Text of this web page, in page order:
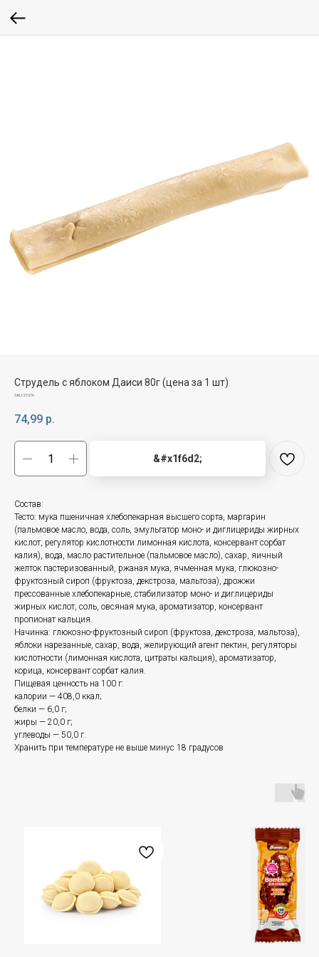
Струдель с яблоком Даиси 80г (цена за 1 шт)
SKU:21076
74,99 р.
&#x1f6d2;
Состав:
Тесто: мука пшеничная хлебопекарная высшего сорта, маргарин
(пальмовое масло, вода, соль, эмульгатор моно- и диглицериды жирных
кислот, регулятор кислотности лимонная кислота, консервант сорбат
калия), вода, масло растительное (пальмовое масло), сахар, яичный
желток пастеризованный, ржаная мука, ячменная мука, глюкозно-
фруктозный сироп (фруктоза, декстроза, мальтоза), дрожжи
прессованные хлебопекарные, стабилизатор моно- и диглицериды
жирных кислот, соль, овсяная мука, ароматизатор, консервант
пропионат кальция.
Начинка: глюкозно-фруктозный сироп (фруктоза, декстроза, мальтоза),
яблоки нарезанные, сахар, вода, желирующий агент пектин, регуляторы
кислотности (лимонная кислота, цитраты кальция), ароматизатор,
корица, консервант сорбат калия.
Пищевая ценность на 100 г:
калории — 408,0 ккал;
белки — 6,0 г;
жиры — 20,0 г;
углеводы — 50,0 г.
Хранить при температуре не выше минус 18 градусов